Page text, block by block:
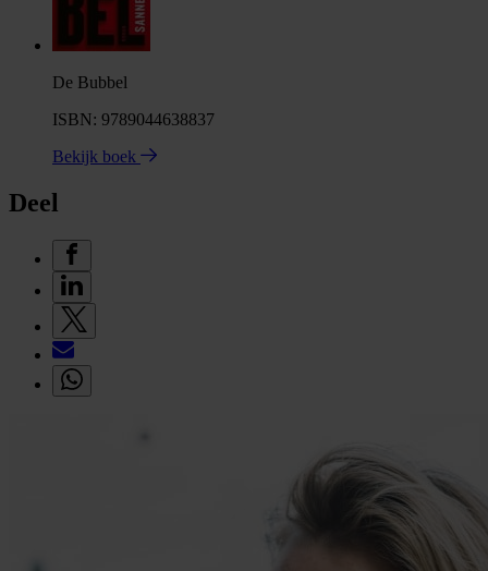
De Bubbel
ISBN: 9789044638837
Bekijk boek
Deel